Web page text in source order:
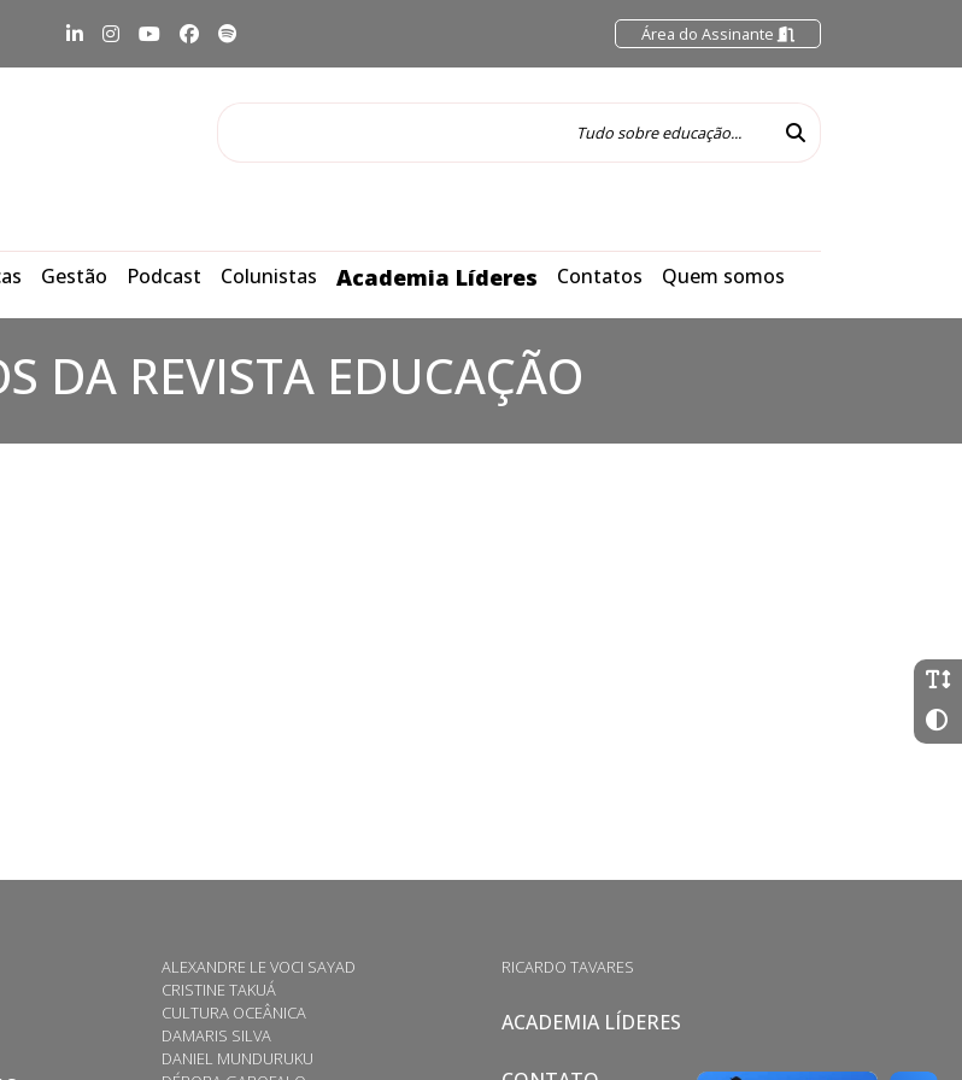
Área do Assinante
Gestão Podcast Colunistas Academia Líderes Contatos Quem somos
DA REVISTA EDUCAÇÃO
ALEXANDRE LE VOCI SAYAD
CRISTINE TAKUÁ
CULTURA OCEÂNICA
DAMARIS SILVA
DANIEL MUNDURUKU
RICARDO TAVARES
ACADEMIA LÍDERES